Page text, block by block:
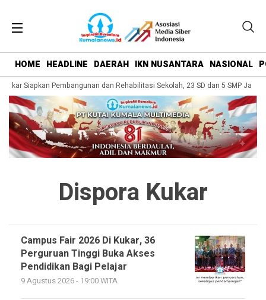
HOME HEADLINE DAERAH IKN NUSANTARA NASIONAL
Siapkan Pembangunan dan Rehabilitasi Sekolah, 23 SD dan 5 SMP Jadi
Dispora Kukar
Campus Fair 2026 Di Kukar, 36
Perguruan Tinggi Buka Akses
Pendidikan Bagi Pelajar
9 Agustus 2026 - 19:00 WITA